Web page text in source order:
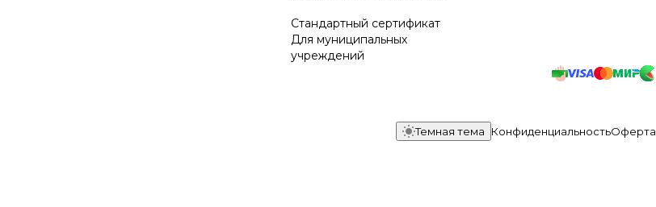
Стандартный сертификат
Для муниципальных
учреждений
Темная тема КонфиденциальностьОферта